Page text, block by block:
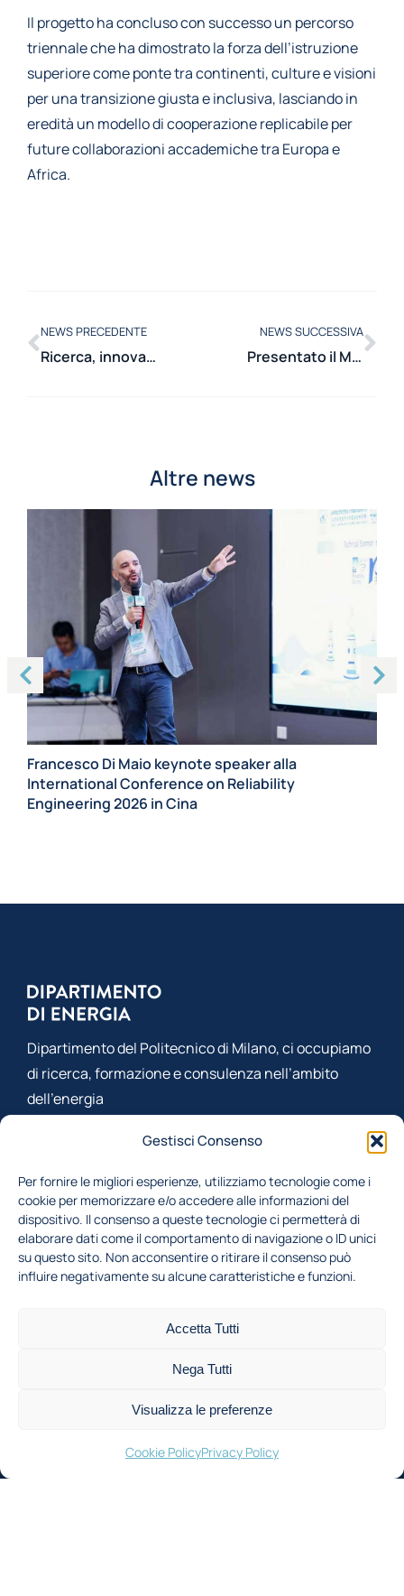
Gestisci Consenso
Per fornire le migliori esperienze, utilizziamo tecnologie come i
cookie per memorizzare e/o accedere alle informazioni del
dispositivo. Il consenso a queste tecnologie ci permetterà di
elaborare dati come il comportamento di navigazione o ID unici
su questo sito. Non acconsentire o ritirare il consenso può
influire negativamente su alcune caratteristiche e funzioni.
Accetta Tutti
Nega Tutti
Visualizza le preferenze
Cookie PolicyPrivacy Policy
Il progetto ha concluso con successo un percorso
triennale che ha dimostrato la forza dell’istruzione
superiore come ponte tra continenti, culture e visioni
per una transizione giusta e inclusiva, lasciando in
eredità un modello di cooperazione replicabile per
future collaborazioni accademiche tra Europa e
Africa.
NEWS PRECEDENTE
Ricerca, innovazione e confronto internazionale: grande partecipazione ai due eventi organizzati dal Dipartimento di Energia il 19 giugno in EN:lab
NEWS SUCCESSIVA
Presentato il Master di II livello in “Innovazione nei sistemi elettrici per l’energia” promosso da Terna
Altre news
Francesco Di Maio keynote speaker alla
International Conference on Reliability
Engineering 2026 in Cina
Dipartimento del Politecnico di Milano, ci occupiamo
di ricerca, formazione e consulenza nell’ambito
dell’energia
Contatti
+39 02 2399 3800 (portineria)
energia(at)polimi.it
Iscriviti alla newsletter per rimanere aggiornato